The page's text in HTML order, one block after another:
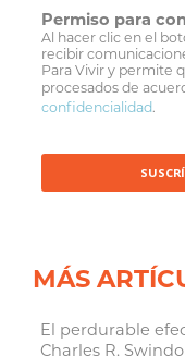
Permiso para
Al hacer clic en el
recibir
Para Vivir y permite
procesados de
confidencialidad.
MÁS
El perdurable
Charles R.